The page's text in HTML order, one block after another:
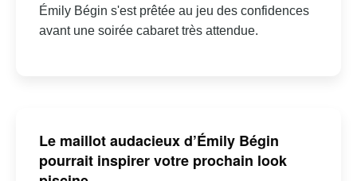
Émily Bégin s'est prêtée au jeu des confidences
avant une soirée cabaret très attendue.
Le maillot audacieux d’Émily Bégin
pourrait inspirer votre prochain look